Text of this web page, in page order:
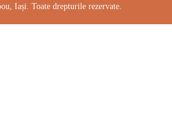
Iași. Toate drepturile rezervate.